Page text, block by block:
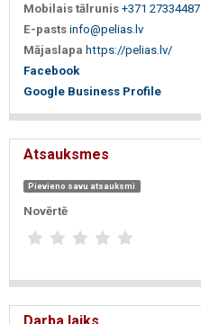
Mobilais tālrunis +371 27334487
E-pasts info@pelias.lv
Mājaslapa https://pelias.lv/
Facebook
Google Business Profile
Atsauksmes
Pievieno savu atsauksmi
Novērtē
Darba laiks